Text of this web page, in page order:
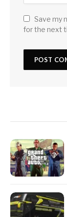
Save my
for the next